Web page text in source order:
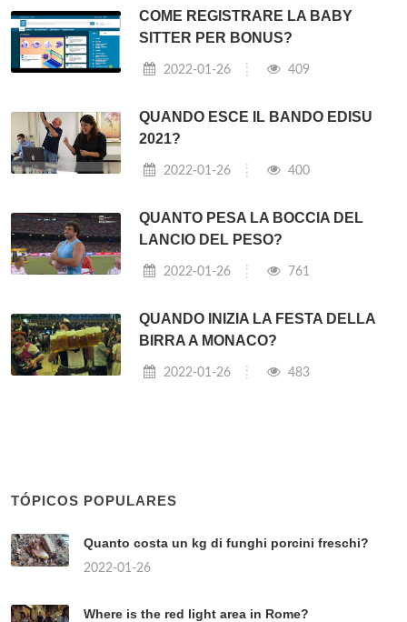
COME REGISTRARE LA BABY
SITTER PER BONUS?
2022-01-26 409
QUANDO ESCE IL BANDO EDISU
2021?
2022-01-26 400
QUANTO PESA LA BOCCIA DEL
LANCIO DEL PESO?
2022-01-26 761
QUANDO INIZIA LA FESTA DELLA
BIRRA A MONACO?
2022-01-26 483
TÓPICOS POPULARES
Quanto costa un kg di funghi porcini freschi?
2022-01-26
Where is the red light area in Rome?